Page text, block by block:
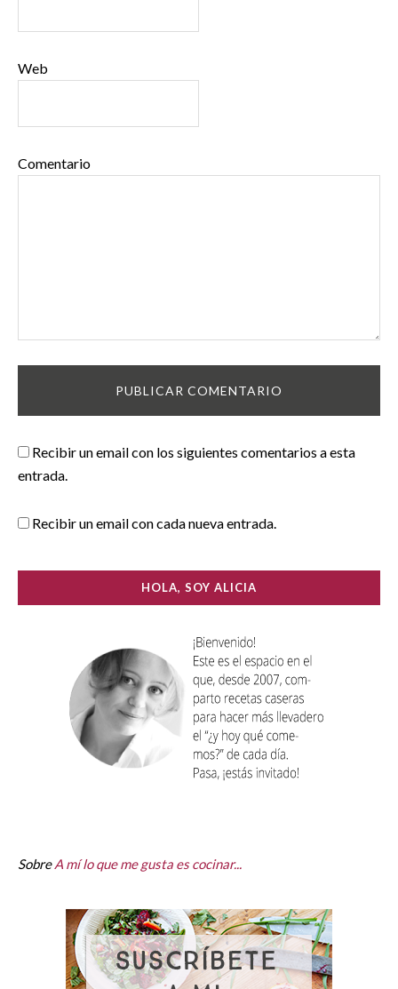
Web
Comentario
Recibir un email con los siguientes comentarios a esta
entrada.
Recibir un email con cada nueva entrada.
HOLA, SOY ALICIA
SobreA mí lo que me gusta es cocinar...